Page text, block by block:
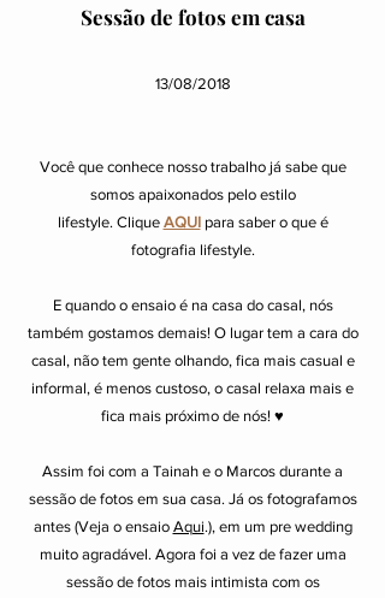
Sessão de fotos em casa
13/08/2018
Você que conhece nosso trabalho já sabe que
somos apaixonados pelo estilo
lifestyle. Clique AQUIpara saber o que é
fotografia lifestyle.
E quando o ensaio é na casa do casal, nós
também gostamos demais! O lugar tem a cara do
casal, não tem gente olhando, fica mais casual e
informal, é menos custoso, o casal relaxa mais e
fica mais próximo de nós! ♥
Assim foi com a Tainah e o Marcos durante a
sessão de fotos em sua casa. Já os fotografamos
antes (Veja o ensaio Aqui.), em um pre wedding
muito agradável. Agora foi a vez de fazer uma
sessão de fotos mais intimista com os